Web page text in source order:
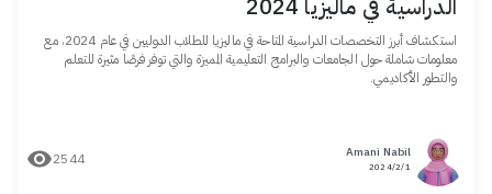
استكشاف أبرز التخصصات الدراسية المتاحة في ماليزيا للطلاب الدوليين في عام 2024، مع
معلومات شاملة حول الجامعات والبرامج التعليمية المميزة والتي توفر فرصًا مثيرة للتعلم
والتطور الأكاديمي.
Amani Nabil
1/‏2/‏2024
2544